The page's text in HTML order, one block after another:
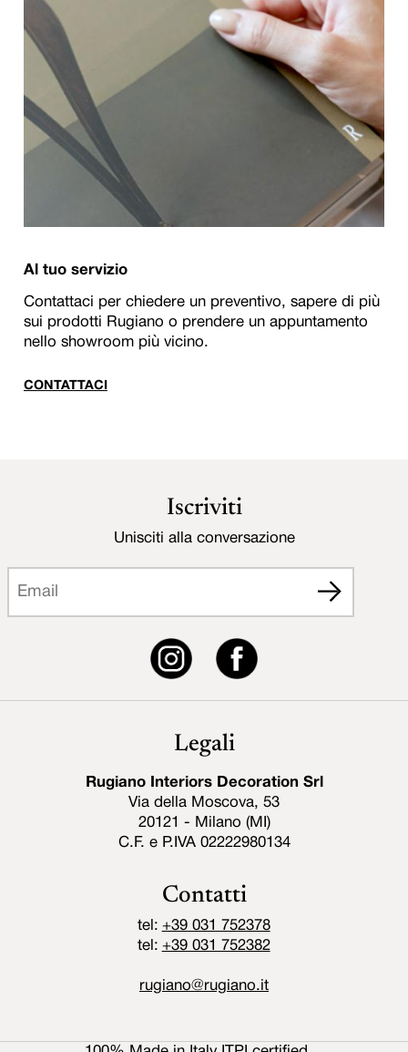
Al tuo servizio
Contattaci per chiedere un preventivo, sapere di più
sui prodotti Rugiano o prendere un appuntamento
nello showroom più vicino.
CONTATTACI
Legali
Rugiano Interiors Decoration Srl
Via della Moscova, 53
20121 - Milano (MI)
C.F. e P.IVA 02222980134
Contatti
tel: +39 031 752378
tel: +39 031 752382
rugiano@rugiano.it
Iscriviti
Unisciti alla conversazione